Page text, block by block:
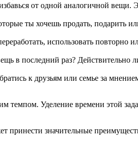
от одной аналогичной вещи.
ты хочешь продать, подарить
использовать повторно
в последний раз?
к друзьям или семье за
Уделение времени этой
значительные